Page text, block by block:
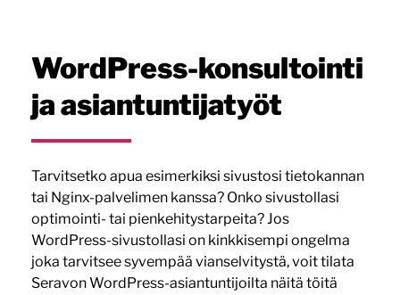
WordPress-konsultointi
ja asiantuntijatyöt
Tarvitsetko apua esimerkiksi sivustosi tietokannan
tai Nginx-palvelimen kanssa? Onko sivustollasi
optimointi- tai pienkehitystarpeita? Jos
WordPress-sivustollasi on kinkkisempi ongelma
joka tarvitsee syvempää vianselvitystä, voit tilata
Seravon WordPress-asiantuntijoilta näitä töitä